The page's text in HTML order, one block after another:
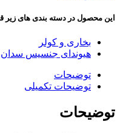
این محصول در دسته بندی های زیر
بخاری و کولر
هیوندای جنسیس سدان
توضیحات
توضیحات تکمیلی
توضیحات